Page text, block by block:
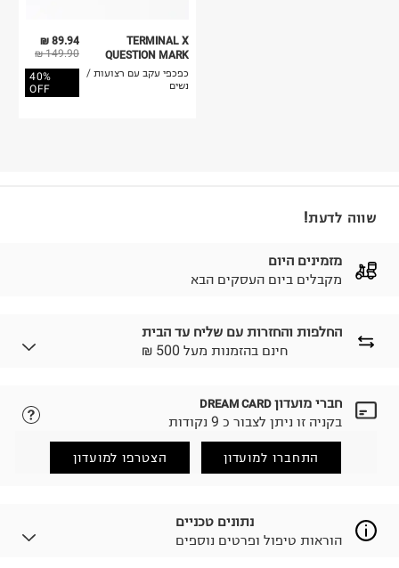
89.94 ₪
149.90 ₪
40%
OFF
TERMINAL X
QUESTION MARK
כפכפי עקב עם רצועות /
נשים
שווה לדעת!
מזמינים היום
מקבלים ביום העסקים הבא
החלפות והחזרות עם שליח עד הבית
₪ חינם בהזמנות מעל 500
לבחירת בשיטת המשלוח המתאימה לכם,
הזמנתם והתחרטתם?
(במקום ב-19.9 ₪) לזמן מוגבל! חינם בהזמנות מעל 500 ₪.
למידע נא ללחוץ כאן
.
לפני החזרת החבילה, חשוב להדביק את מדבקת הגוביינא על
חברי מועדון DREAM CARD
בקניה זו ניתן לצבור כ 9 נקודות
התחברו למועדון הצטרפו למועדון
נתונים טכניים
הוראות טיפול ופרטים נוספים